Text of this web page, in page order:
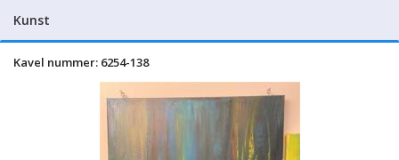
Kunst
Kavel nummer: 6254-138